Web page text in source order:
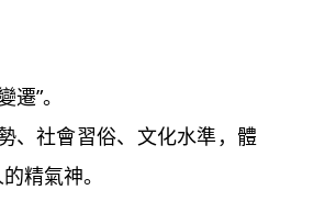
”。
社會習俗、文化水準，體
精氣神。